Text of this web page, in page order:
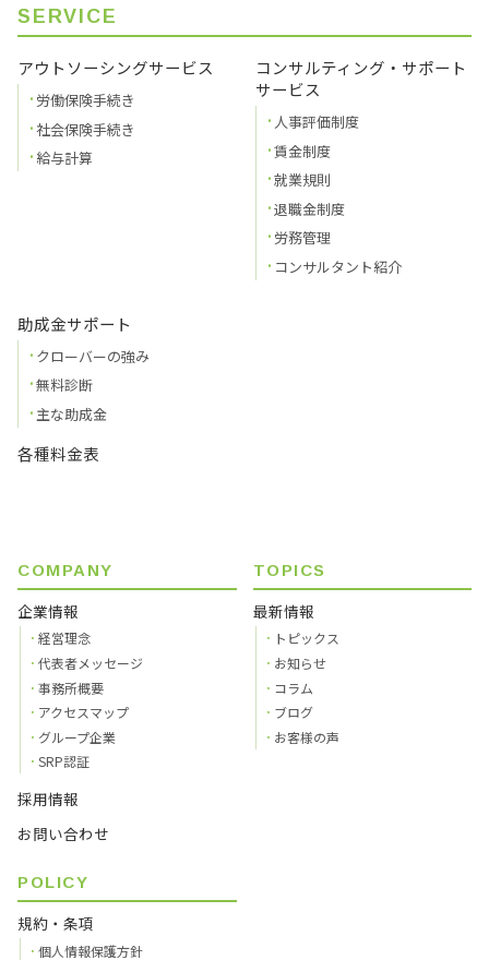
SERVICE
アウトソーシングサービス
労働保険手続き
社会保険手続き
給与計算
コンサルティング・サポート
サービス
人事評価制度
賃金制度
就業規則
退職金制度
労務管理
コンサルタント紹介
助成金サポート
クローバーの強み
無料診断
主な助成金
各種料金表
COMPANY
企業情報
経営理念
代表者メッセージ
事務所概要
アクセスマップ
グループ企業
SRP認証
採用情報
お問い合わせ
TOPICS
最新情報
トピックス
お知らせ
コラム
ブログ
お客様の声
POLICY
規約・条項
個人情報保護方針